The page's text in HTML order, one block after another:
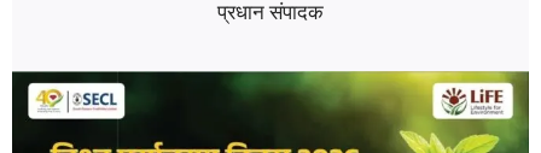
प्रधान संपादक